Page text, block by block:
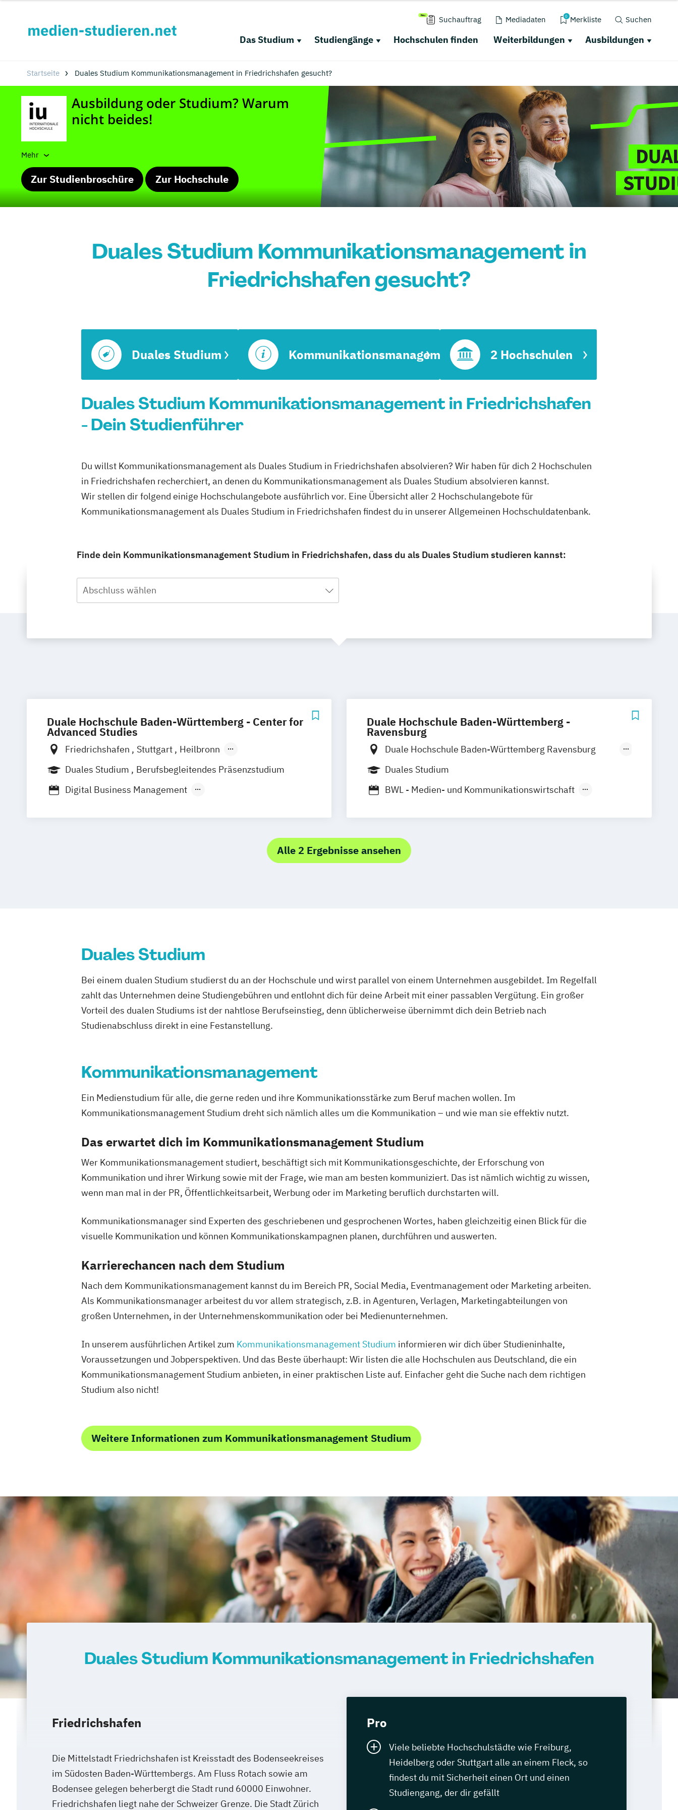
Suchauftrag Mediadaten 0 Merkliste Suchen
Das Studium Studiengänge Hochschulen finden Weiterbildungen Ausbildungen
Startseite Duales Studium Kommunikationsmanagement in Friedrichshafen gesucht?
Mehr
Zur Studienbroschüre Zur Hochschule
Duales Studium Kommunikationsmanagement in
Friedrichshafen gesucht?
Duales Studium Kommunikationsmanagement 2 Hochschulen
Duales Studium Kommunikationsmanagement in Friedrichshafen
- Dein Studienführer
Du willst Kommunikationsmanagement als Duales Studium in Friedrichshafen absolvieren? Wir haben für dich 2 Hochschulen
in Friedrichshafen recherchiert, an denen du Kommunikationsmanagement als Duales Studium absolvieren kannst.
Wir stellen dir folgend einige Hochschulangebote ausführlich vor. Eine Übersicht aller 2 Hochschulangebote für
Kommunikationsmanagement als Duales Studium in Friedrichshafen findest du in unserer Allgemeinen Hochschuldatenbank.
Finde dein Kommunikationsmanagement Studium in Friedrichshafen, dass du als Duales Studium studieren kannst:
Abschluss wählen
Duale Hochschule Baden-Württemberg - Center for
Advanced Studies
Friedrichshafen Stuttgart
Heilbronn
Bad Mergentheim
Heidenheim Karlsruhe
Lörrach
Mosbach
Ravensburg
Villingen-Schwenningen Horb am Neckar
Duales Studium
Berufsbegleitendes Präsenzstudium
Digital Business Management
Duale Hochschule Baden-Württemberg -
Ravensburg
Duale Hochschule Baden-Württemberg Ravensburg
Campus Friedrichshafen
Duales Studium
BWL - Medien- und Kommunikationswirtschaft
Alle 2 Ergebnisse ansehen
Duales Studium
Bei einem dualen Studium studierst du an der Hochschule und wirst parallel von einem Unternehmen ausgebildet. Im Regelfall
zahlt das Unternehmen deine Studiengebühren und entlohnt dich für deine Arbeit mit einer passablen Vergütung. Ein großer
Vorteil des dualen Studiums ist der nahtlose Berufseinstieg, denn üblicherweise übernimmt dich dein Betrieb nach
Studienabschluss direkt in eine Festanstellung.
Kommunikationsmanagement
Ein Medienstudium für alle, die gerne reden und ihre Kommunikationsstärke zum Beruf machen wollen. Im
Kommunikationsmanagement Studium dreht sich nämlich alles um die Kommunikation – und wie man sie effektiv nutzt.
Das erwartet dich im Kommunikationsmanagement Studium
Wer Kommunikationsmanagement studiert, beschäftigt sich mit Kommunikationsgeschichte, der Erforschung von
Kommunikation und ihrer Wirkung sowie mit der Frage, wie man am besten kommuniziert. Das ist nämlich wichtig zu wissen,
wenn man mal in der PR, Öffentlichkeitsarbeit, Werbung oder im Marketing beruflich durchstarten will.
Kommunikationsmanager sind Experten des geschriebenen und gesprochenen Wortes, haben gleichzeitig einen Blick für die
visuelle Kommunikation und können Kommunikationskampagnen planen, durchführen und auswerten.
Karrierechancen nach dem Studium
Nach dem Kommunikationsmanagement kannst du im Bereich PR, Social Media, Eventmanagement oder Marketing arbeiten.
Als Kommunikationsmanager arbeitest du vor allem strategisch, z.B. in Agenturen, Verlagen, Marketingabteilungen von
großen Unternehmen, in der Unternehmenskommunikation oder bei Medienunternehmen.
In unserem ausführlichen Artikel zum Kommunikationsmanagement Studium informieren wir dich über Studieninhalte,
Voraussetzungen und Jobperspektiven. Und das Beste überhaupt: Wir listen die alle Hochschulen aus Deutschland, die ein
Kommunikationsmanagement Studium anbieten, in einer praktischen Liste auf. Einfacher geht die Suche nach dem richtigen
Studium also nicht!
Weitere Informationen zum Kommunikationsmanagement Studium
Duales Studium Kommunikationsmanagement in Friedrichshafen
Friedrichshafen
Die Mittelstadt Friedrichshafen ist Kreisstadt des Bodenseekreises
im Südosten Baden-Württembergs. Am Fluss Rotach sowie am
Bodensee gelegen beherbergt die Stadt rund 60000 Einwohner.
Friedrichshafen liegt nahe der Schweizer Grenze. Die Stadt Zürich
Pro
Viele beliebte Hochschulstädte wie Freiburg,
Heidelberg oder Stuttgart alle an einem Fleck, so
findest du mit Sicherheit einen Ort und einen
Studiengang, der dir gefällt